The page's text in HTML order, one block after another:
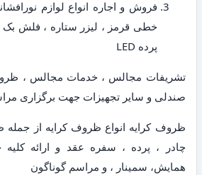
فروش و اجاره انواع لوازم
خطی قرمز ، لیزر ستاره ، فلش بک ،
پرده LED
تشریفات مجالس ، خدمات مجالس ،
صندلی و سایر تجهیزات جهت برگزاری
ظروف کرایه انواع ظروف کرایه از
چادر ، پرده ، سفره عقد و ارائه
همایش، سمینار ، و مراسم گوناگون